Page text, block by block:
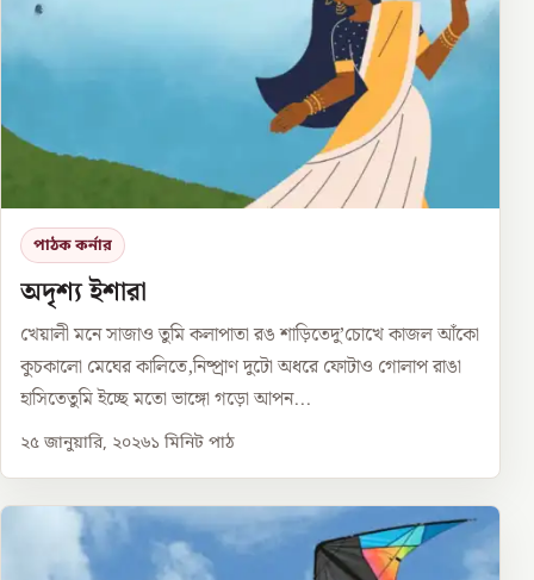
পাঠক কর্নার
অদৃশ্য ইশারা
খেয়ালী মনে সাজাও তুমি কলাপাতা রঙ শাড়িতেদু’চোখে কাজল আঁকো
কুচকালো মেঘের কালিতে,নিষ্প্রাণ দুটো অধরে ফোটাও গোলাপ রাঙা
হাসিতেতুমি ইচ্ছে মতো ভাঙ্গো গড়ো আপন...
২৫ জানুয়ারি, ২০২৬১ মিনিট পাঠ